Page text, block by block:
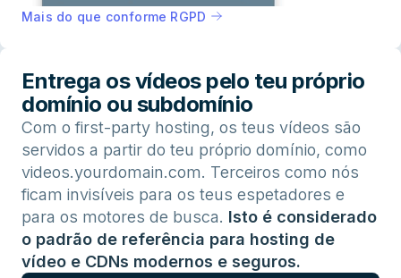
Mais do que conforme RGPD
Entrega os vídeos pelo teu próprio
domínio ou subdomínio
Com o first-party hosting, os teus vídeos são
servidos a partir do teu próprio domínio, como
videos.yourdomain.com. Terceiros como nós
ficam invisíveis para os teus espetadores e
para os motores de busca. Isto é considerado
o padrão de referência para hosting de
vídeo e CDNs modernos e seguros.